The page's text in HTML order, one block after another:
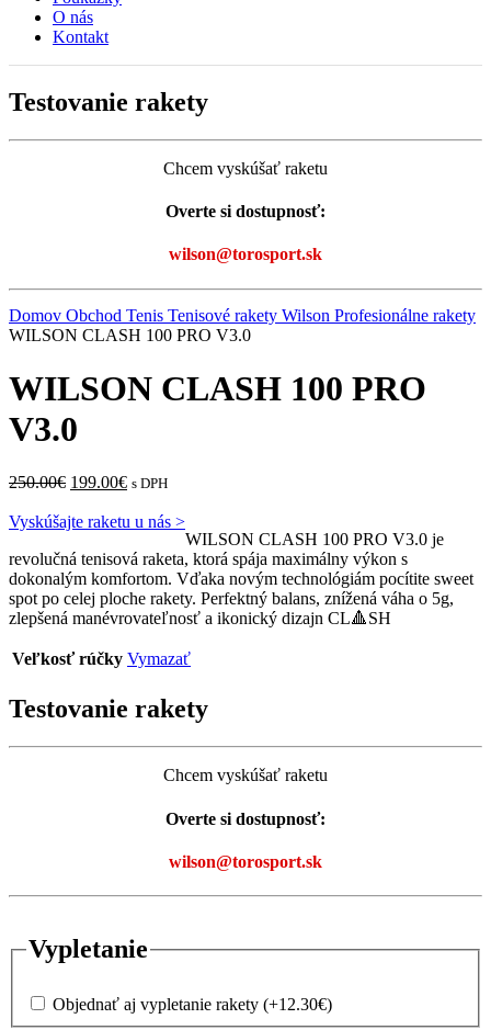
O nás
Kontakt
Testovanie rakety
Chcem vyskúšať raketu
Overte si dostupnosť:
wilson@torosport.sk
Domov Obchod Tenis Tenisové rakety Wilson Profesionálne rakety
WILSON CLASH 100 PRO V3.0
WILSON CLASH 100 PRO
V3.0
250.00€ Pôvodná
bola:
199.00€Aktuálna
je:
199.00€.
s DPH
Vyskúšajte raketu u nás >
WILSON CLASH 100 PRO V3.0 je
revolučná tenisová raketa, ktorá spája maximálny výkon s
dokonalým komfortom. Vďaka novým technológiám pocítite sweet
spot po celej ploche rakety. Perfektný balans, znížená váha o 5g,
zlepšená manévrovateľnosť a ikonický dizajn CL🔺SH
Veľkosť rúčky Vymazať
Testovanie rakety
Chcem vyskúšať raketu
Overte si dostupnosť:
wilson@torosport.sk
Vypletanie
Objednať aj vypletanie rakety (+12.30€)